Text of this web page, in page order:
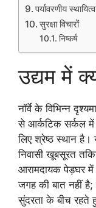
पर्यावरणीय स्थायित्व
सुरक्षा विचारों
निष्कर्ष
उद्यम में
नॉर्वे के विभिन्न
से आर्कटिक सर्कल में
लिए श्रेष्ठ स्थान है।
निवासी खूबसूरत
आरामदायक पेड़घर में
जगह की बात नहीं
सुंदरता के बीच रहते